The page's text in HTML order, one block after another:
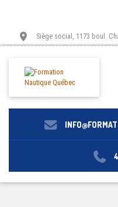
Siège social, 1173 boul.